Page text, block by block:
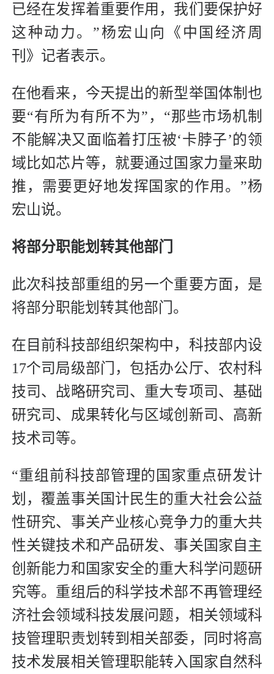
已经在发挥着重要作用，我们要保护好
这种动力。”杨宏山向《中国经济周
刊》记者表示。
在他看来，今天提出的新型举国体制也
要“有所为有所不为”，“那些市场机制
不能解决又面临着打压被‘卡脖子’的领
域比如芯片等，就要通过国家力量来助
推，需要更好地发挥国家的作用。”杨
宏山说。
将部分职能划转其他部门
此次科技部重组的另一个重要方面，是
将部分职能划转其他部门。
在目前科技部组织架构中，科技部内设
17个司局级部门，包括办公厅、农村科
技司、战略研究司、重大专项司、基础
研究司、成果转化与区域创新司、高新
技术司等。
“重组前科技部管理的国家重点研发计
划，覆盖事关国计民生的重大社会公益
性研究、事关产业核心竞争力的重大共
性关键技术和产品研发、事关国家自主
创新能力和国家安全的重大科学问题研
究等。重组后的科学技术部不再管理经
济社会领域科技发展问题，相关领域科
技管理职责划转到相关部委，同时将高
技术发展相关管理职能转入国家自然科